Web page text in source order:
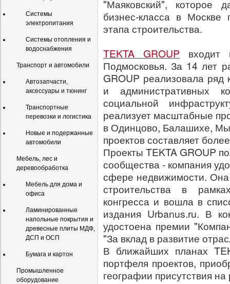
Системы
электропитания
Системы отопления и
водоснабжения
Транспорт и автомобили
Автозапчасти,
аксессуары и тюнинг
Транспортные
перевозки и логистика
Новые и подержанные
автомобили
Мебель, лес и
деревообработка
Мебель для дома и
офиса
Ламинированные
напольные покрытия и
древесные плиты МДФ,
ДСП и ОСП
Бумага и картон
Промышленное
оборудование
"Маяковский", которое
бизнес-класса в
этапа строительства.
TEKTA GROUP
входит
Подмосковья. За 14 лет
GROUP реализовала
и административных
социальной
реализует масштабные
в Одинцово, Балашихе,
проектов составляет
Проекты TEKTA GROUP
сообщества - компания
сфере недвижимости.
строительства в
конгресса и вошла в
издания Urbanus.ru. В
удостоена премии
"За вклад в развитие
В ближайших планах
портфеля проектов,
географии присутствия